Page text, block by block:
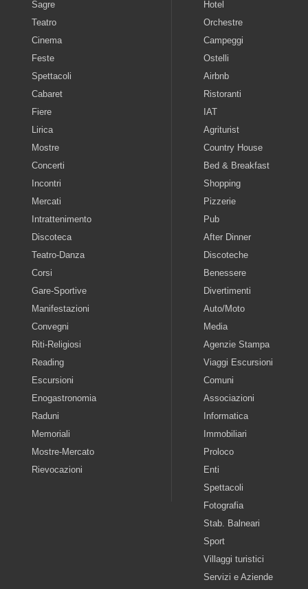
Sagre
Teatro
Cinema
Feste
Spettacoli
Cabaret
Fiere
Lirica
Mostre
Concerti
Incontri
Mercati
Intrattenimento
Discoteca
Teatro-Danza
Corsi
Gare-Sportive
Manifestazioni
Convegni
Riti-Religiosi
Reading
Escursioni
Enogastronomia
Raduni
Memoriali
Mostre-Mercato
Rievocazioni
Hotel
Orchestre
Campeggi
Ostelli
Airbnb
Ristoranti
IAT
Agriturist
Country House
Bed & Breakfast
Shopping
Pizzerie
Pub
After Dinner
Discoteche
Benessere
Divertimenti
Auto/Moto
Media
Agenzie Stampa
Viaggi Escursioni
Comuni
Associazioni
Informatica
Immobiliari
Proloco
Enti
Spettacoli
Fotografia
Stab. Balneari
Sport
Villaggi turistici
Servizi e Aziende